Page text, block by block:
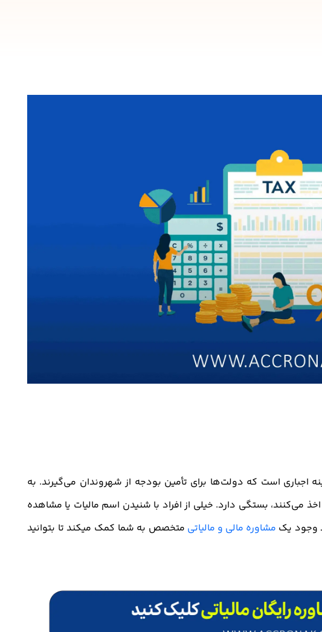
اجباری است که دولت‌ها برای تأمین بودجه از شهروندان می‌گیرند. به
می‌کنند، بستگی دارد. خیلی از افراد با شنیدن اسم مالیات یا مشاهده
وجود یک مشاوره مالی و مالیاتی متخصص به شما کمک میکند تا بتوانید